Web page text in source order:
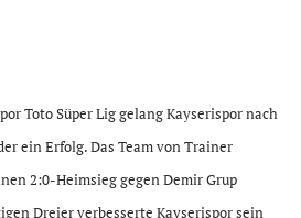
Toto Süper Lig gelang Kayserispor nach
ein Erfolg. Das Team von Trainer
2:0-Heimsieg gegen Demir Grup
Dreier verbesserte Kayserispor sein